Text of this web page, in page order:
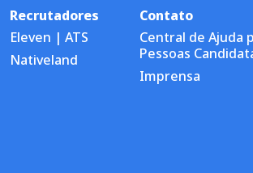
Recrutadores
Eleven | ATS
Nativeland
Contato
Central de Ajuda
Pessoas
Imprensa